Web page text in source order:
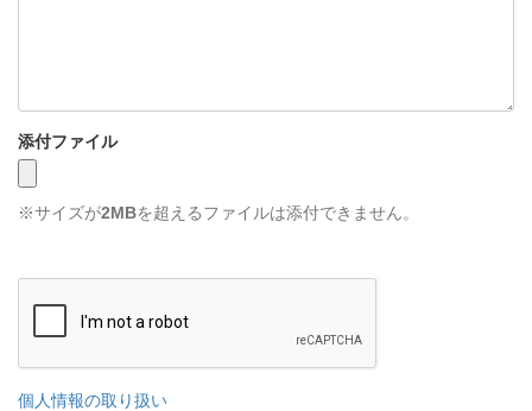
添付ファイル
※サイズが2MBを超えるファイルは添付できません。
個人情報の取り扱い